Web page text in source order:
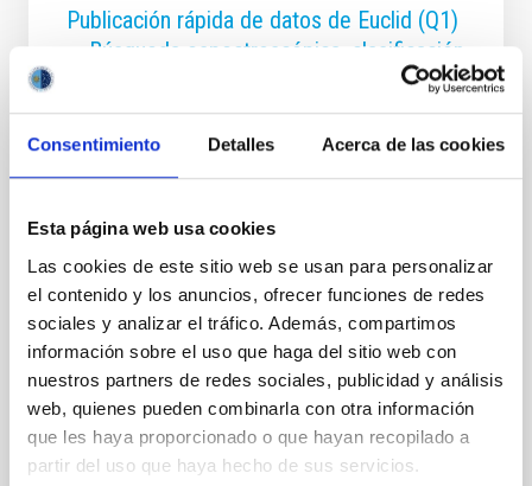
Consentimiento Detalles Acerca de las cookies
Esta página web usa cookies
Las cookies de este sitio web se usan para personalizar
el contenido y los anuncios, ofrecer funciones de redes
sociales y analizar el tráfico. Además, compartimos
información sobre el uso que haga del sitio web con
nuestros partners de redes sociales, publicidad y análisis
web, quienes pueden combinarla con otra información
que les haya proporcionado o que hayan recopilado a
partir del uso que haya hecho de sus servicios.
Publicación rápida de datos de Euclid (Q1)
— Búsqueda espectroscópica, clasificación
campos profundos (Deep Fields)
El instrumento NISP (Near-Infrared Spectrometer
and Photometer) a bordo de la misión espacial Euclid
de millones de objetos, entre ellos cientos de enanas
imágenes y espectros en modo sin rendija. Esta
combinación marca una nueva era en el
descubrimiento de objetos, como las enanas de tipos
L y T, que pueden encontrarse mediante la
identificación directa a través de las bandas de
absorción de H2O y CH4. La resolución espectral del
NISP (R ∼ 450) es suficiente para clasificar los
objetos por